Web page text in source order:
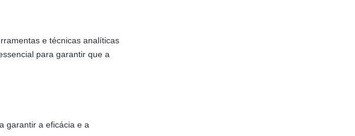
e técnicas analíticas
para garantir que a
garantir a eficácia e a